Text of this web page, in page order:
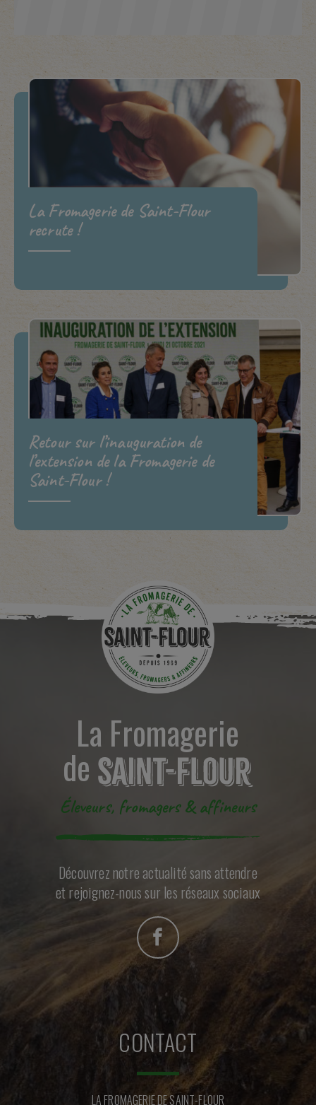
La Fromagerie de Saint-Flour
recrute !
Retour sur l’inauguration de
l’extension de la Fromagerie de
Saint-Flour !
La Fromagerie
de
Éleveurs, fromagers & affineurs
Découvrez notre actualité sans attendre
et rejoignez-nous sur les réseaux sociaux
CONTACT
LA FROMAGERIE DE SAINT-FLOUR